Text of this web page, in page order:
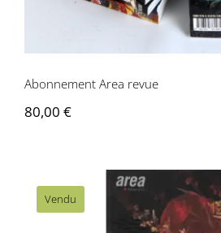
Abonnement Area revue
80,00 €
Vendu